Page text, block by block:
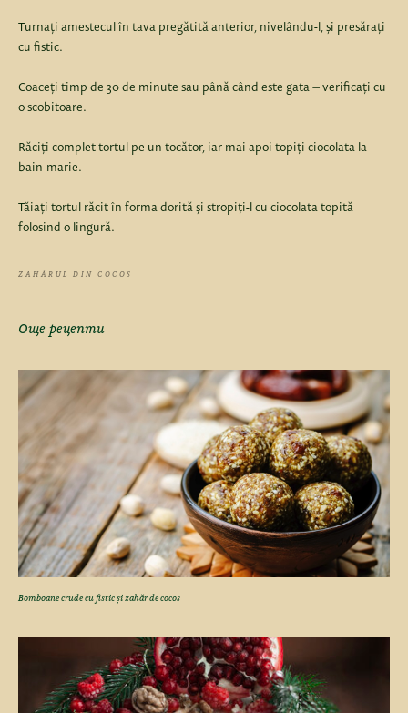
Turnați amestecul în tava pregătită anterior, nivelându-l, și presărați
cu fistic.
Coaceți timp de 30 de minute sau până când este gata – verificați cu
o scobitoare.
Răciți complet tortul pe un tocător, iar mai apoi topiți ciocolata la
bain-marie.
Tăiați tortul răcit în forma dorită și stropiți-l cu ciocolata topită
folosind o lingură.
ZAHĂRUL DIN COCOS
Още рецепти
Bomboane crude cu fistic și zahăr de cocos